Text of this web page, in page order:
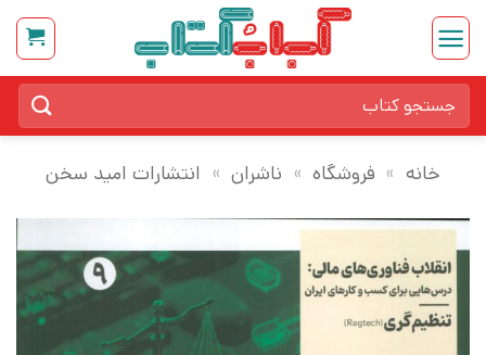
Skip
content
برای:
خانه » فروشگاه » ناشران » انتشارات امید سخن